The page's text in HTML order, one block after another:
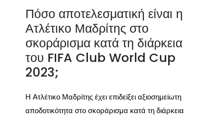
Πόσο αποτελεσματική είναι η
Ατλέτικο Μαδρίτης στο
σκοράρισμα κατά τη διάρκεια
του FIFA Club World Cup
2023;
Η Ατλέτικο Μαδρίτης έχει επιδείξει αξιοσημείωτη
αποδοτικότητα στο σκοράρισμα κατά τη διάρκεια